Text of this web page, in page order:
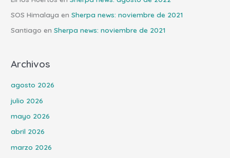
SOS Himalaya enSherpa news: noviembre de 2021
Santiago enSherpa news: noviembre de 2021
Archivos
agosto 2026
julio 2026
mayo 2026
abril 2026
marzo 2026